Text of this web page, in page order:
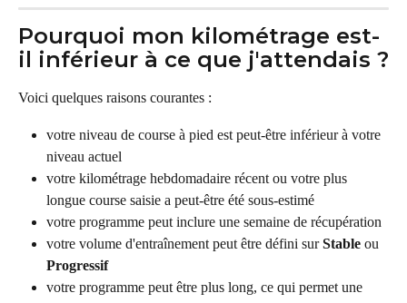
Pourquoi mon kilométrage est-
il inférieur à ce que j'attendais ?
Voici quelques raisons courantes :
votre niveau de course à pied est peut-être inférieur à votre
niveau actuel
votre kilométrage hebdomadaire récent ou votre plus
longue course saisie a peut-être été sous-estimé
votre programme peut inclure une semaine de récupération
votre volume d'entraînement peut être défini sur Stable ou
Progressif
votre programme peut être plus long, ce qui permet une